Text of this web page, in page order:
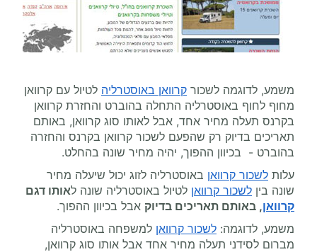
משמע, לדוגמה לשכור קרוואן באוסטרליה לטיול עם קרוואן
מחוף לחוף באוסטרליה התחלה בהוברט והחזרת קרוואן
בקרנס תעלה מחיר אחד, אבל לאותו סוג קרוואן, באותם
תאריכים בדיוק רק שהפעם לשכור קרוואן בקרנס והחזרה
בהוברט - בכיוון ההפוך, יהיה מחיר שונה בהחלט.
עלות לשכור קרוואן באוסטרליה לזוג יכול שיעלה מחיר
שונה בין לשכור קרוואן לטיול באוסטרליה שונה לאותו דגם
קרוואן, באותם תאריכים בדיוק אבל בכיוון ההפוך.
משמע, לדוגמה: לשכור קרוואן למשפחה באוסטרליה
מברום לסידני תעלה מחיר אחד אבל אותו סוג קרוואן,